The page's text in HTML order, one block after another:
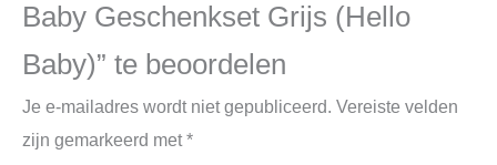
Baby Geschenkset Grijs (Hello
Baby)” te beoordelen
Je e-mailadres wordt niet gepubliceerd. Vereiste velden
zijn gemarkeerd met*